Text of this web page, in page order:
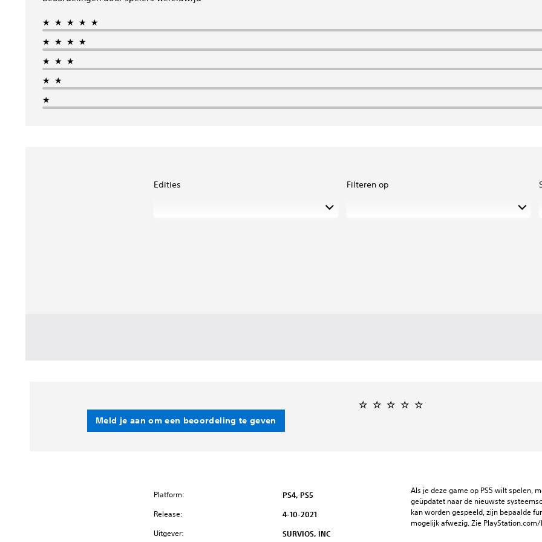
★★★★★
★★★★
★★★
★★
★
Edities Filteren op
Meld je aan om een beoordeling te geven
Platform: PS4, PS5
Release: 4-10-2021
Uitgever: SURVIOS, INC
Als je deze game op PS5 wilt spelen,
geüpdatet naar de nieuwste
kan worden gespeeld, zijn bepaalde
mogelijk afwezig. Zie